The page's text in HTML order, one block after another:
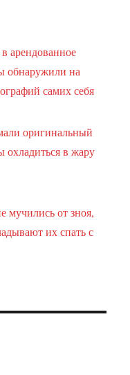
арендованное
обнаружили на
самих себя
оригинальный
охладиться в жару
мучились от зноя,
их спать с